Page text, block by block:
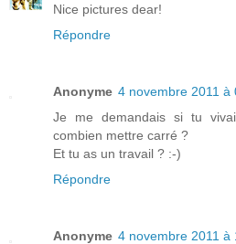
Nice pictures dear!
Répondre
Anonyme 4 novembre 2011 à
Je me demandais si tu
combien mettre carré ?
Et tu as un travail ? :-)
Répondre
Anonyme 4 novembre 2011 à